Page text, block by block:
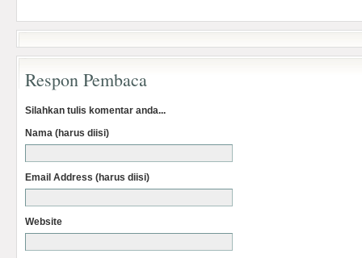
Respon Pembaca
Silahkan tulis komentar anda...
Nama (harus diisi)
Email Address (harus diisi)
Website